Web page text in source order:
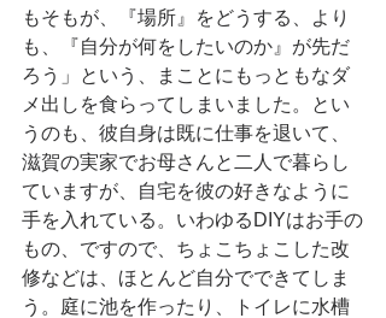
もそもが、『場所』をどうする、より
も、『自分が何をしたいのか』が先だ
ろう」という、まことにもっともなダ
メ出しを食らってしまいました。とい
うのも、彼自身は既に仕事を退いて、
滋賀の実家でお母さんと二人で暮らし
ていますが、自宅を彼の好きなように
手を入れている。いわゆるDIYはお手の
もの、ですので、ちょこちょこした改
修などは、ほとんど自分でできてしま
う。庭に池を作ったり、トイレに水槽